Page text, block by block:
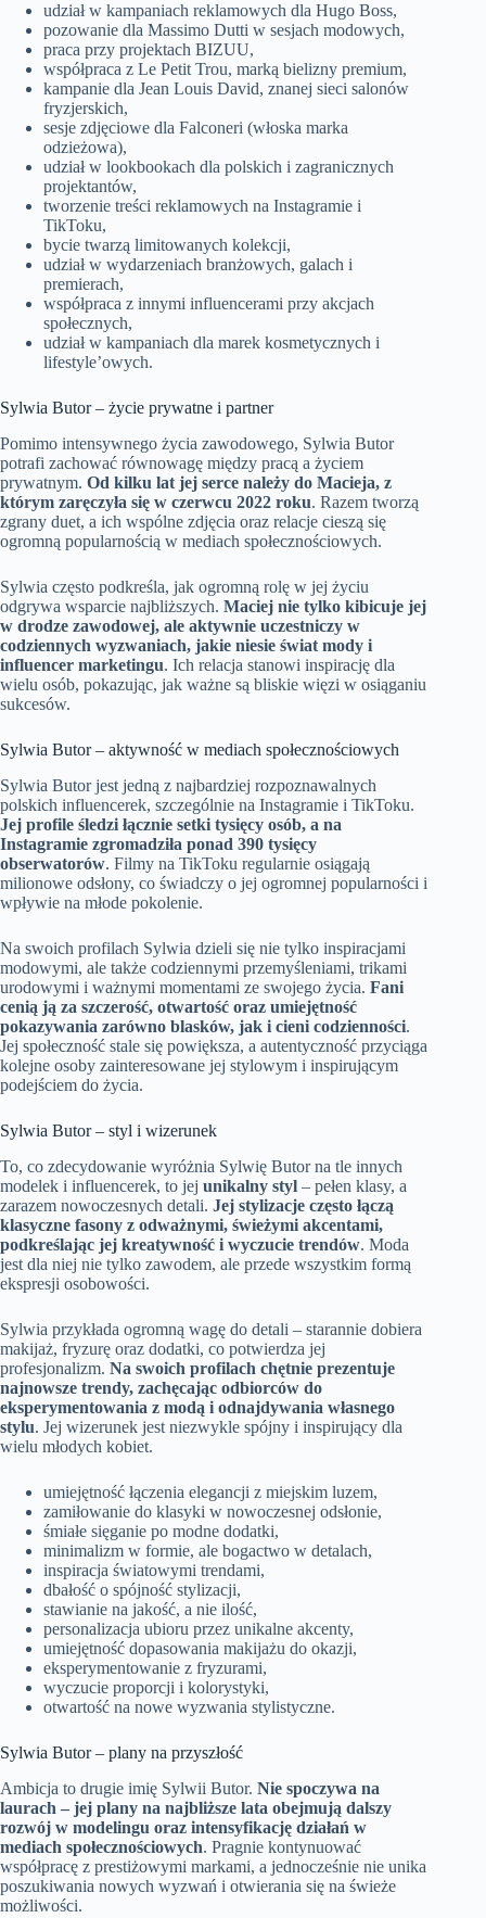
udział w kampaniach reklamowych dla Hugo Boss,
pozowanie dla Massimo Dutti w sesjach modowych,
praca przy projektach BIZUU,
współpraca z Le Petit Trou, marką bielizny premium,
kampanie dla Jean Louis David, znanej sieci salonów
fryzjerskich,
sesje zdjęciowe dla Falconeri (włoska marka
odzieżowa),
udział w lookbookach dla polskich i zagranicznych
projektantów,
tworzenie treści reklamowych na Instagramie i
TikToku,
bycie twarzą limitowanych kolekcji,
udział w wydarzeniach branżowych, galach i
premierach,
współpraca z innymi influencerami przy akcjach
społecznych,
udział w kampaniach dla marek kosmetycznych i
lifestyle’owych.
Sylwia Butor – życie prywatne i partner
Pomimo intensywnego życia zawodowego, Sylwia Butor
potrafi zachować równowagę między pracą a życiem
prywatnym. Od kilku lat jej serce należy do Macieja, z
którym zaręczyła się w czerwcu 2022 roku. Razem tworzą
zgrany duet, a ich wspólne zdjęcia oraz relacje cieszą się
ogromną popularnością w mediach społecznościowych.
Sylwia często podkreśla, jak ogromną rolę w jej życiu
odgrywa wsparcie najbliższych. Maciej nie tylko kibicuje jej
w drodze zawodowej, ale aktywnie uczestniczy w
codziennych wyzwaniach, jakie niesie świat mody i
influencer marketingu. Ich relacja stanowi inspirację dla
wielu osób, pokazując, jak ważne są bliskie więzi w osiąganiu
sukcesów.
Sylwia Butor – aktywność w mediach społecznościowych
Sylwia Butor jest jedną z najbardziej rozpoznawalnych
polskich influencerek, szczególnie na Instagramie i TikToku.
Jej profile śledzi łącznie setki tysięcy osób, a na
Instagramie zgromadziła ponad 390 tysięcy
obserwatorów. Filmy na TikToku regularnie osiągają
milionowe odsłony, co świadczy o jej ogromnej popularności i
wpływie na młode pokolenie.
Na swoich profilach Sylwia dzieli się nie tylko inspiracjami
modowymi, ale także codziennymi przemyśleniami, trikami
urodowymi i ważnymi momentami ze swojego życia. Fani
cenią ją za szczerość, otwartość oraz umiejętność
pokazywania zarówno blasków, jak i cieni codzienności.
Jej społeczność stale się powiększa, a autentyczność przyciąga
kolejne osoby zainteresowane jej stylowym i inspirującym
podejściem do życia.
Sylwia Butor – styl i wizerunek
To, co zdecydowanie wyróżnia Sylwię Butor na tle innych
modelek i influencerek, to jej unikalny styl – pełen klasy, a
zarazem nowoczesnych detali. Jej stylizacje często łączą
klasyczne fasony z odważnymi, świeżymi akcentami,
podkreślając jej kreatywność i wyczucie trendów. Moda
jest dla niej nie tylko zawodem, ale przede wszystkim formą
ekspresji osobowości.
Sylwia przykłada ogromną wagę do detali – starannie dobiera
makijaż, fryzurę oraz dodatki, co potwierdza jej
profesjonalizm. Na swoich profilach chętnie prezentuje
najnowsze trendy, zachęcając odbiorców do
eksperymentowania z modą i odnajdywania własnego
stylu. Jej wizerunek jest niezwykle spójny i inspirujący dla
wielu młodych kobiet.
umiejętność łączenia elegancji z miejskim luzem,
zamiłowanie do klasyki w nowoczesnej odsłonie,
śmiałe sięganie po modne dodatki,
minimalizm w formie, ale bogactwo w detalach,
inspiracja światowymi trendami,
dbałość o spójność stylizacji,
stawianie na jakość, a nie ilość,
personalizacja ubioru przez unikalne akcenty,
umiejętność dopasowania makijażu do okazji,
eksperymentowanie z fryzurami,
wyczucie proporcji i kolorystyki,
otwartość na nowe wyzwania stylistyczne.
Sylwia Butor – plany na przyszłość
Ambicja to drugie imię Sylwii Butor. Nie spoczywa na
laurach – jej plany na najbliższe lata obejmują dalszy
rozwój w modelingu oraz intensyfikację działań w
mediach społecznościowych. Pragnie kontynuować
współpracę z prestiżowymi markami, a jednocześnie nie unika
poszukiwania nowych wyzwań i otwierania się na świeże
możliwości.